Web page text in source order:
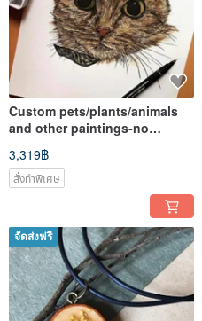
Custom pets/plants/animals
and other paintings-no
portraits
3,319฿
สั่งทำพิเศษ
จัดส่งฟรี